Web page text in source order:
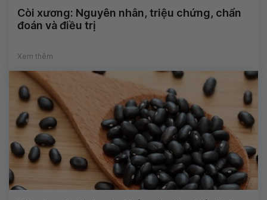
Còi xương: Nguyên nhân, triệu chứng, chẩn
đoán và điều trị
Xem thêm